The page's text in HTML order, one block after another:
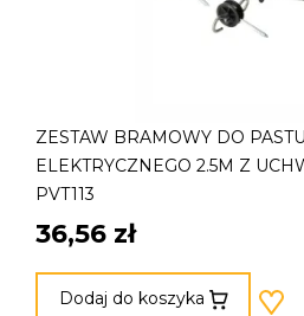
ZESTAW BRAMOWY DO
ELEKTRYCZNEGO 2.5M Z
PVT113
36,56 zł
Dodaj do koszyka